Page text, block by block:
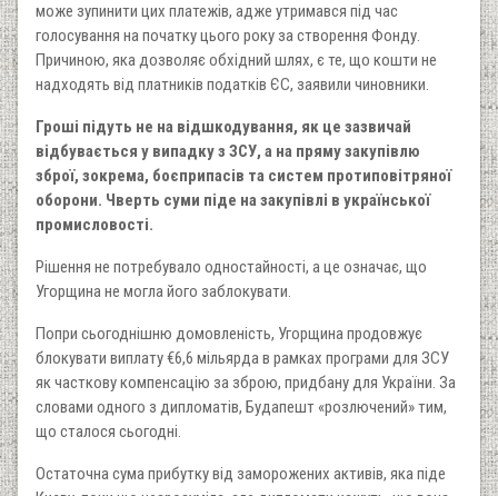
може зупинити цих платежів, адже утримався під час
голосування на початку цього року за створення Фонду.
Причиною, яка дозволяє обхідний шлях, є те, що кошти не
надходять від платників податків ЄС, заявили чиновники.
Гроші підуть не на відшкодування, як це зазвичай
відбувається у випадку з ЗСУ, а на пряму закупівлю
зброї, зокрема, боєприпасів та систем протиповітряної
оборони. Чверть суми піде на закупівлі в української
промисловості.
Рішення не потребувало одностайності, а це означає, що
Угорщина не могла його заблокувати.
Попри сьогоднішню домовленість, Угорщина продовжує
блокувати виплату €6,6 мільярда в рамках програми для ЗСУ
як часткову компенсацію за зброю, придбану для України. За
словами одного з дипломатів, Будапешт «розлючений» тим,
що сталося сьогодні.
Остаточна сума прибутку від заморожених активів, яка піде